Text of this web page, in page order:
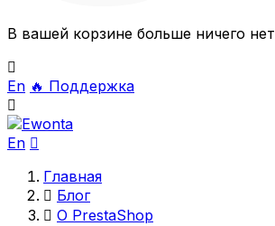
В вашей корзине больше ничего нет

En 🔥 Поддержка

En 
Главная
 Блог
 О PrestaShop